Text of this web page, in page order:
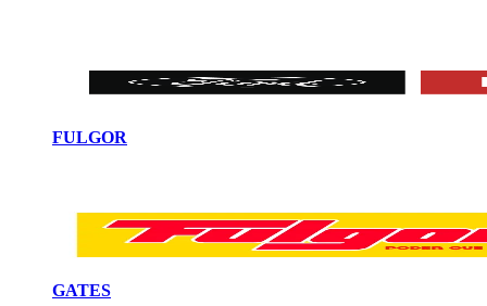
FULGOR
GATES